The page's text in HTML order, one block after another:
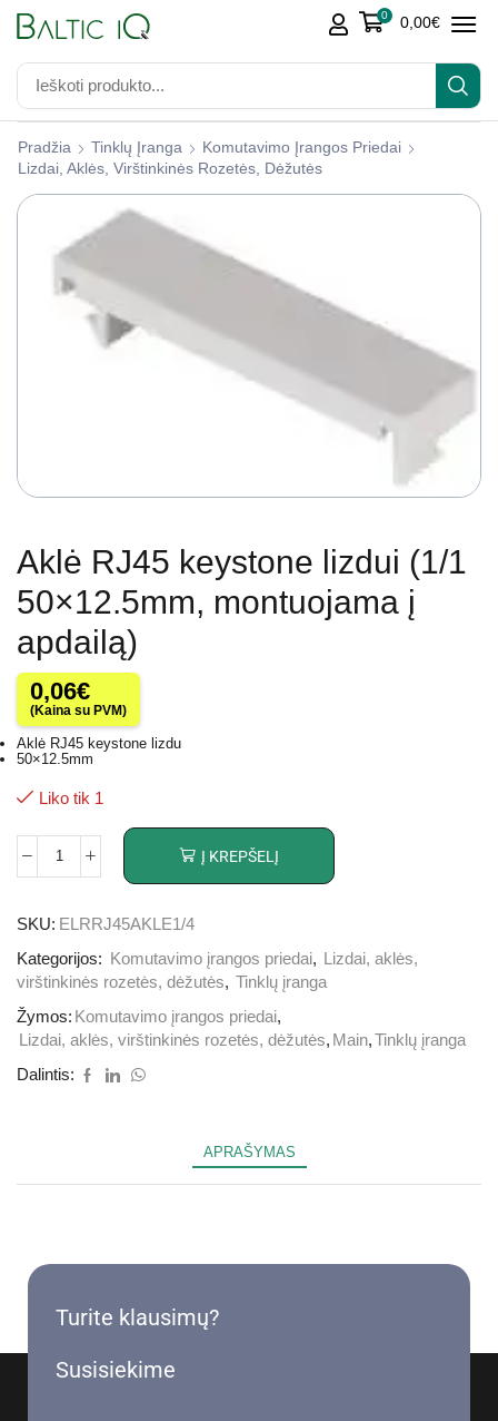
0 0,00€
Pradžia Tinklų Įranga
Komutavimo Įrangos Priedai
Lizdai, Aklės, Virštinkinės Rozetės, Dėžutės
Aklė RJ45 keystone lizdui (1/1
50×12.5mm, montuojama į
apdailą)
0,06€
(Kaina su PVM)
Aklė RJ45 keystone lizdu
50×12.5mm
Liko tik 1
Į KREPŠELĮ
SKU: ELRRJ45AKLE1/4
Kategorijos:
Komutavimo įrangos priedai, Lizdai, aklės,
virštinkinės rozetės, dėžutės, Tinklų įranga
Žymos: Komutavimo įrangos priedai,
Lizdai, aklės, virštinkinės rozetės, dėžutės, Main,Tinklų įranga
Dalintis:
APRAŠYMAS
Turite klausimų?
Susisiekime